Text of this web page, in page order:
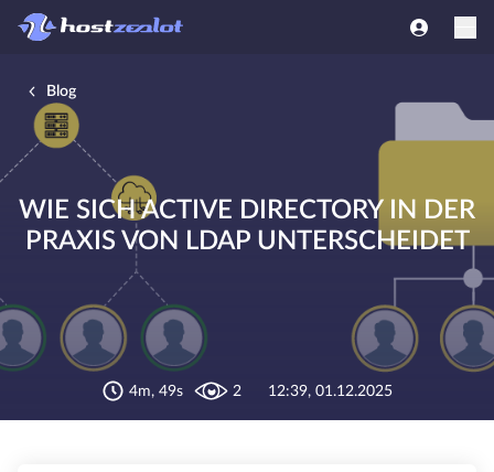
Blog
WIE SICH ACTIVE DIRECTORY IN DER
PRAXIS VON LDAP UNTERSCHEIDET
4m, 49s 2 12:39, 01.12.2025